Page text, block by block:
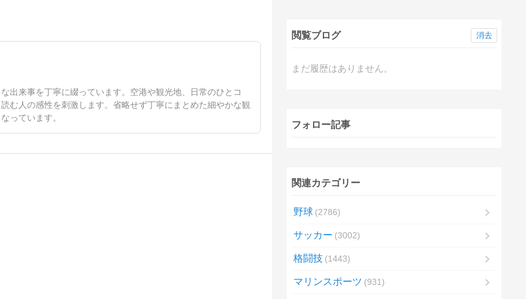
出来事を丁寧に綴っています。空港や観光地、日常のひとコ
む人の感性を刺激します。省略せず丁寧にまとめた細やかな観
っています。
閲覧ブログ
まだ履歴はありません。
消去
フォロー記事
関連カテゴリー
野球 2786
サッカー 3002
格闘技 1443
マリンスポーツ 931